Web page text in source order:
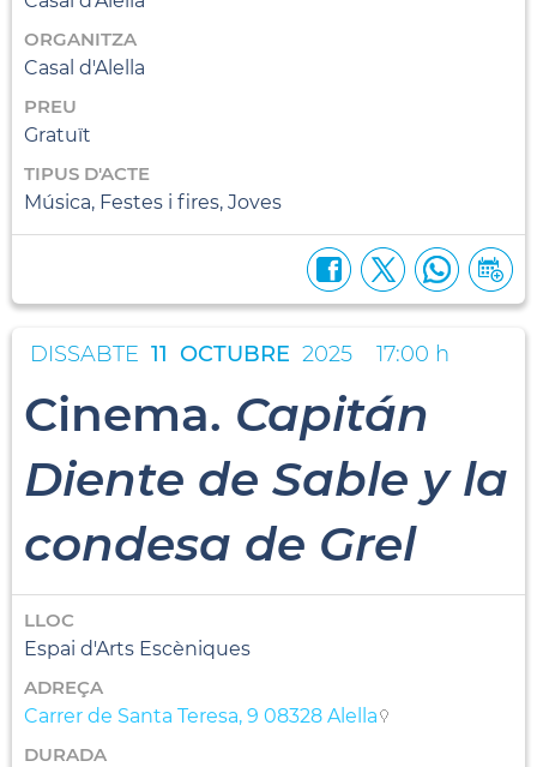
ORGANITZA
Casal d'Alella
PREU
Gratuït
TIPUS D'ACTE
Música, Festes i fires, Joves
DISSABTE 11 OCTUBRE 2025 17:00 h
Cinema. Capitán
Diente de Sable y la
condesa de Grel
LLOC
Espai d'Arts Escèniques
ADREÇA
Carrer de Santa Teresa, 9 08328 Alella
DURADA